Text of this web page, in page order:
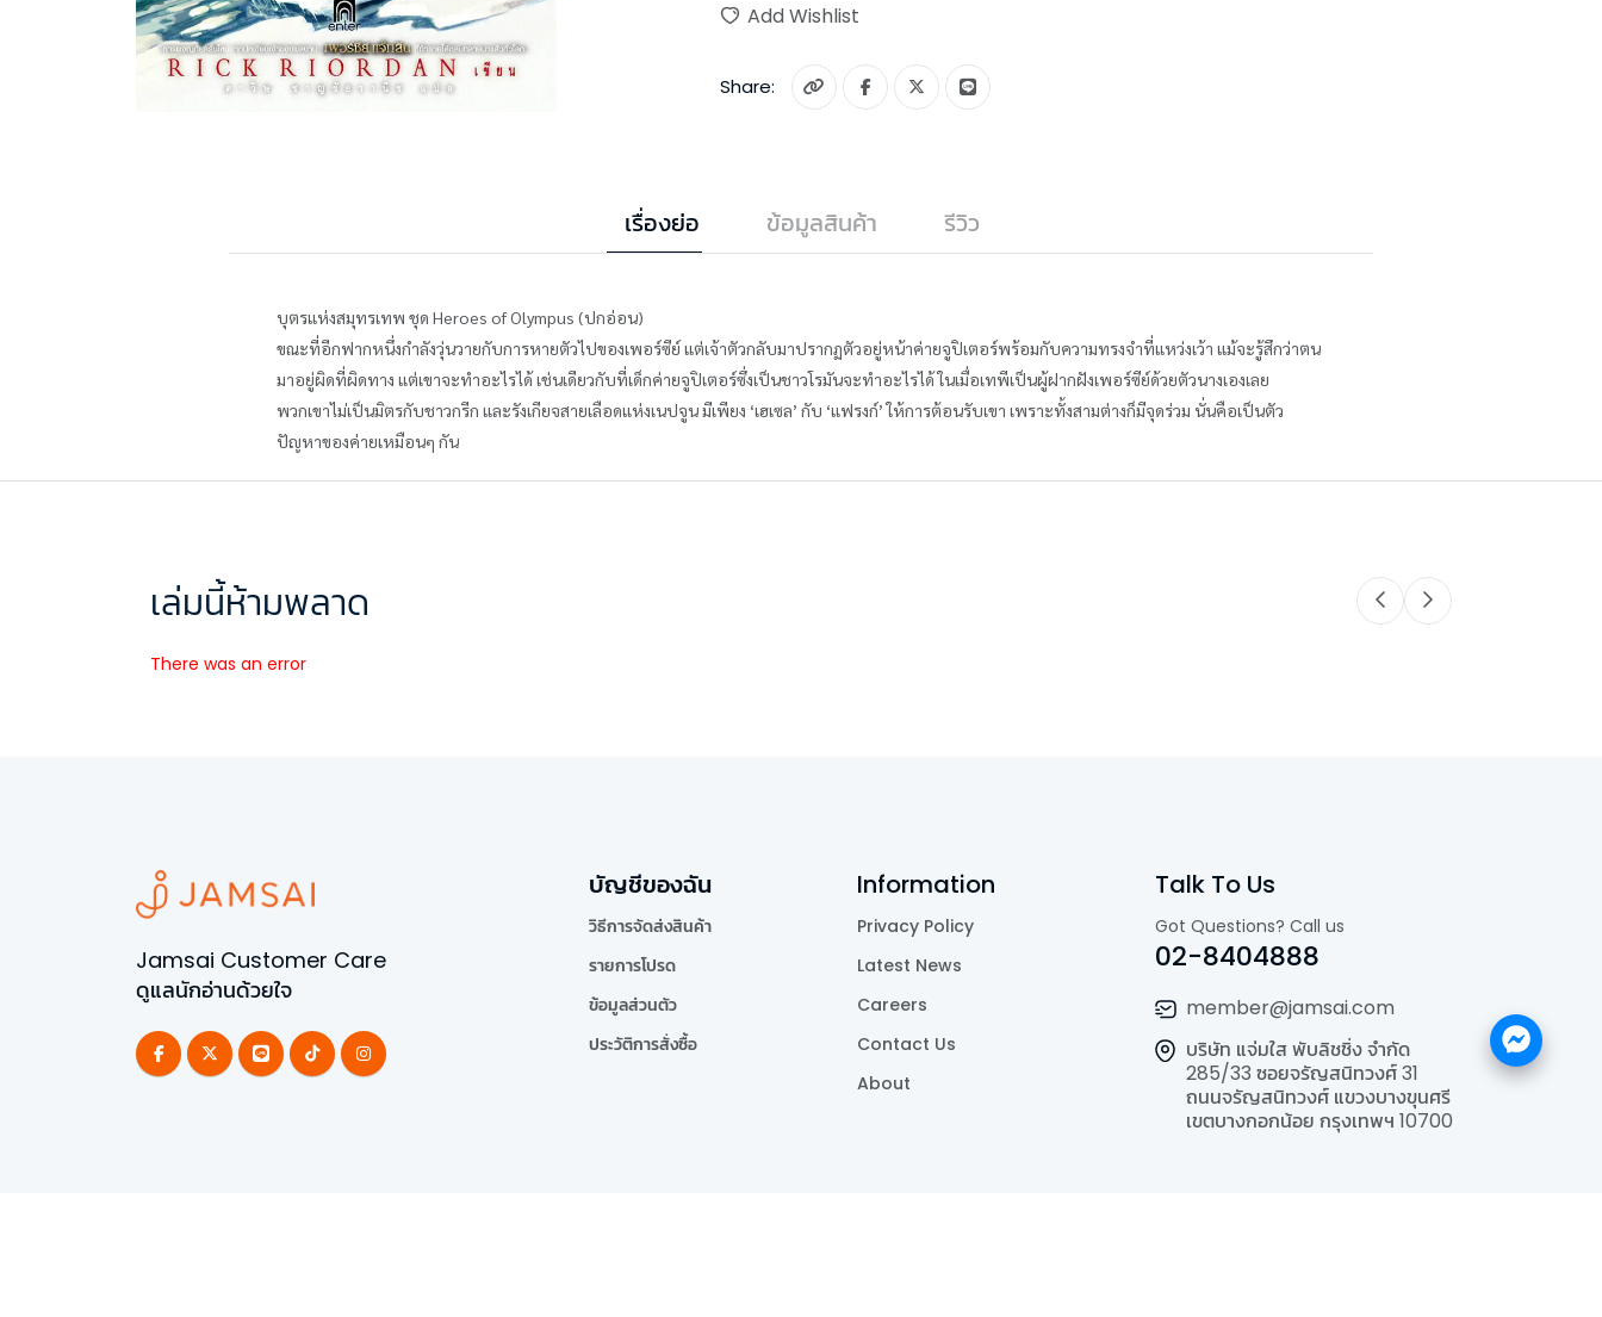
Add Wishlist
Share:
เรื่องย่อ ข้อมูลสินค้า รีวิว
บุตรแห่งสมุทรเทพ ชุด Heroes of Olympus (ปกอ่อน)
ขณะที่อีกฟากหนึ่งกำลังวุ่นวายกับการหายตัวไปของเพอร์ซีย์ แต่เจ้าตัวกลับมาปรากฏตัวอยู่หน้าค่ายจูปิเตอร์พร้อมกับความทรงจำที่แหว่งเว้า แม้จะรู้สึกว่าตน
มาอยู่ผิดที่ผิดทาง แต่เขาจะทำอะไรได้ เช่นเดียวกับที่เด็กค่ายจูปิเตอร์ซึ่งเป็นชาวโรมันจะทำอะไรได้ ในเมื่อเทพีเป็นผู้ฝากฝังเพอร์ซีย์ด้วยตัวนางเองเลย
พวกเขาไม่เป็นมิตรกับชาวกรีก และรังเกียจสายเลือดแห่งเนปจูน มีเพียง ‘เฮเซล’ กับ ‘แฟรงก์’ ให้การต้อนรับเขา เพราะทั้งสามต่างก็มีจุดร่วม นั่นคือเป็นตัว
ปัญหาของค่ายเหมือนๆ กัน
เล่มนี้ห้ามพลาด
There was an error
Jamsai Customer Care
ดูแลนักอ่านด้วยใจ
บัญชีของฉัน
วิธีการจัดส่งสินค้า
รายการโปรด
ข้อมูลส่วนตัว
ประวัติการสั่งซื้อ
Information
Privacy Policy
Latest News
Careers
Contact Us
About
Talk To Us
Got Questions? Call us
02-8404888
member@jamsai.com
บริษัท แจ่มใส พับลิชชิ่ง จำกัด
285/33 ซอยจรัญสนิทวงศ์ 31
ถนนจรัญสนิทวงศ์ แขวงบางขุนศรี
เขตบางกอกน้อย กรุงเทพฯ 10700